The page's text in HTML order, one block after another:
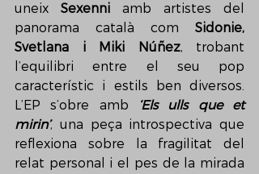
uneix Sexenni amb artistes del
panorama català com Sidonie,
Svetlana i Miki Núñez, trobant
l’equilibri entre el seu pop
característic i estils ben diversos.
L’EP s’obre amb
‘Els ulls que et
mirin’, una peça introspectiva que
reflexiona sobre la fragilitat del
relat personal i el pes de la mirada